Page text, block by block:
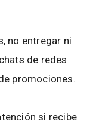
no entregar ni
de redes
promociones.
si recibe